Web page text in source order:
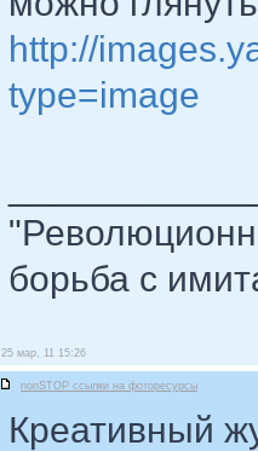
http://
type=image
борьба с
25 мар, 11 15:26
nonSTOP ссылки на фоторесурсы
Креативный